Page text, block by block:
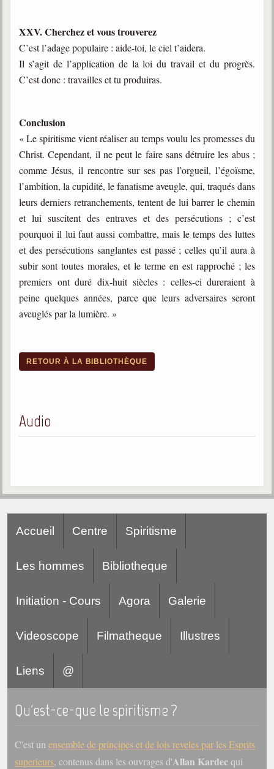
XXV. Cherchez et vous trouverez
C’est l’adage populaire : aide-toi, le ciel t’aidera.
Il s’agit de l’application de la loi du travail et du progrès.
C’est donc : travailles et tu produiras.
Conclusion
« Le spiritisme vient réaliser au temps voulu les promesses du
Christ. Cependant, il ne peut le faire sans détruire les abus ;
comme Jésus, il rencontre sur ses pas l’orgueil, l’égoïsme,
l’ambition, la cupidité, le fanatisme aveugle, qui, traqués dans
leurs derniers retranchements, tentent de lui barrer le chemin
et lui suscitent des entraves et des persécutions ; c’est
pourquoi il lui faut aussi combattre, mais le temps des luttes
et des persécutions sanglantes est passé ; celles qu’il aura à
subir sont toutes morales, et le terme en est rapproché ; les
premiers ont duré dix-huit siècles : celles-ci dureraient à
peine quelques années, parce que leurs adversaires seront
aveuglés par la lumière. »
RETOUR À LA BIBLIOTHÈQUE
Audio
Accueil Centre Spiritisme
Les hommes Bibliotheque
Initiation - Cours Agora Galerie
Videoscope Filmatheque Illustres
Liens @
Qu'est-ce-que le spiritisme ?
C'est un ensemble de principes et de lois reveles par les Esprits
superieurs, contenus dans les ouvrages d'Allan Kardecqui